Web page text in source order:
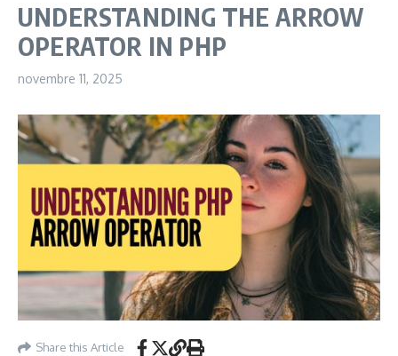
UNDERSTANDING THE ARROW
OPERATOR IN PHP
novembre 11, 2025
Share this Article